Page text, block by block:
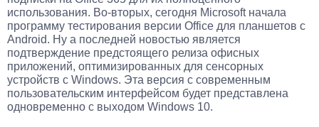
использования. Во-вторых, сегодня Microsoft начала
программу тестирования версии Office для планшетов с
Android. Ну а последней новостью является
подтверждение предстоящего релиза офисных
приложений, оптимизированных для сенсорных
устройств с Windows. Эта версия с современным
пользовательским интерфейсом будет представлена
одновременно с выходом Windows 10.